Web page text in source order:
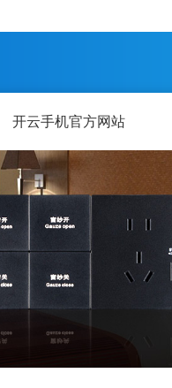
开云手机官方网站